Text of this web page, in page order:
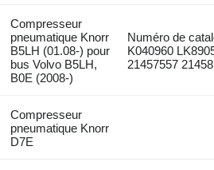
Compresseur
pneumatique Knorr
B5LH (01.08-) pour
bus Volvo B5LH,
B0E (2008-)
Numéro de
K040960
21457557
Compresseur
pneumatique Knorr
D7E